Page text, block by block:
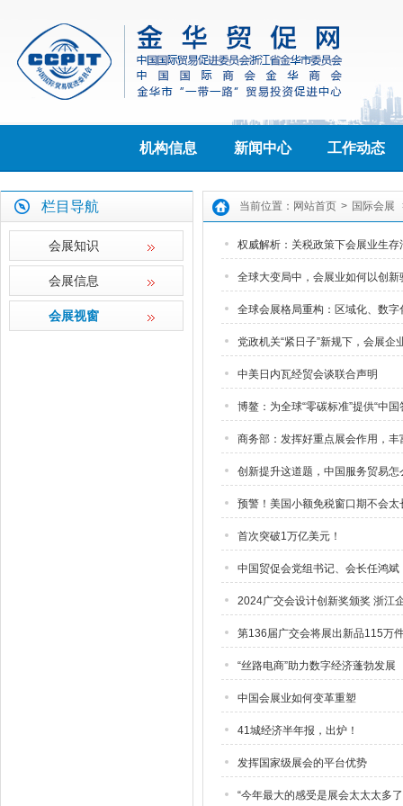
机构信息 新闻中心 工作动态
栏目导航
会展知识
会展信息
会展视窗
当前位置： 网站首页 > 国际会展
权威解析：关税政策下会展业生存
全球大变局中，会展业如何以创
全球会展格局重构：区域化、数
党政机关“紧日子”新规下，会展企
中美日内瓦经贸会谈联合声明
博鳌：为全球“零碳标准”提供“中国
商务部：发挥好重点展会作用，丰
创新提升这道题，中国服务贸易怎
预警！美国小额免税窗口期不会
首次突破1万亿美元！
中国贸促会党组书记、会长任鸿
2024广交会设计创新奖颁奖 浙江
第136届广交会将展出新品115万
“丝路电商”助力数字经济蓬勃发展
中国会展业如何变革重塑
41城经济半年报，出炉！
发挥国家级展会的平台优势
“今年最大的感受是展会太太太多